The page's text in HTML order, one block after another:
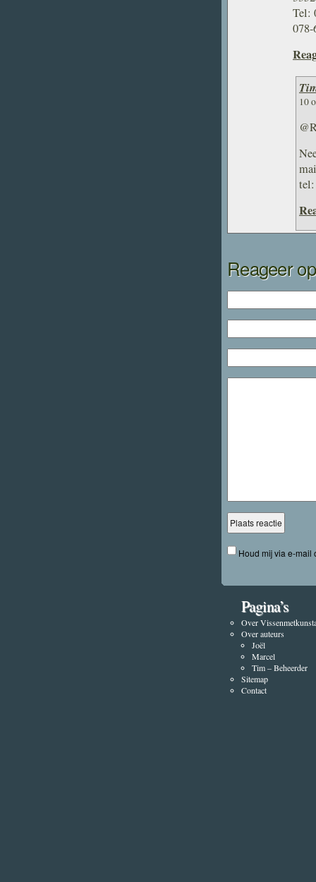
Tel:
078-
10
tel:
Reageer
Houd mij via e-mail
Pagina’s
Over
Over auteurs
Joël
Marcel
Tim – Beheerder
Sitemap
Contact